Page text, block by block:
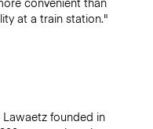
at a train station."
founded in